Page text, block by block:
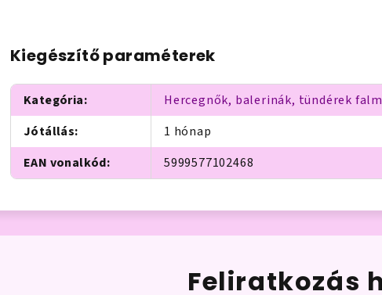
Kiegészítő paraméterek
Kategória:
Hercegnők, balerinák, tündérek
Jótállás:
1 hónap
EAN vonalkód: 5999577102468
Feliratkozás